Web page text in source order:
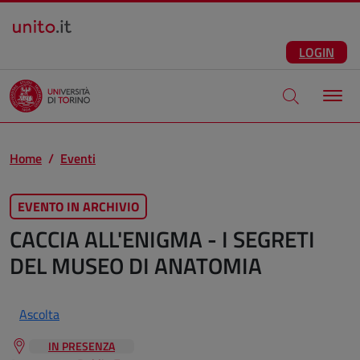
Salta al contenuto principale
LOGIN
Apri modale
Home Eventi
EVENTO IN ARCHIVIO
CACCIA ALL'ENIGMA - I SEGRETI
DEL MUSEO DI ANATOMIA
Ascolta
IN PRESENZA